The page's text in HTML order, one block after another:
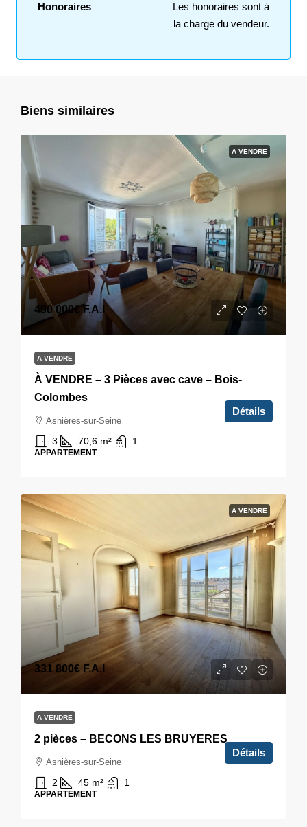
Honoraires
Les honoraires sont à
la charge du vendeur.
Biens similaires
A VENDRE
490 000€ F.A.I
A VENDRE
À VENDRE – 3 Pièces avec cave – Bois-
Colombes
Asnières-sur-Seine
3 70,6 m² 1
APPARTEMENT
Détails
A VENDRE
331 800€ F.A.I
A VENDRE
2 pièces – BECONS LES BRUYERES
Asnières-sur-Seine
2 45 m² 1
APPARTEMENT
Détails